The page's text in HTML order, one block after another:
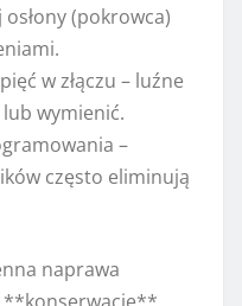
(pokrowca)
w złączu – luźne
wymienić.
–
często eliminują
naprawa